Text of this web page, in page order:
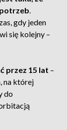
.
gdy jeden
się kolejny –
przez 15 lat –
na której
do